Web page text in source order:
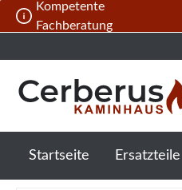
Hauptinhalt springen
Zur Suche springen
Zur Hauptnavigation springen
Kompetente
Fachberatung
Startseite Ersatzteile